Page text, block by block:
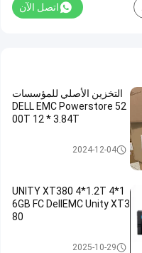
اتصل الآن
التخزين الأصلي للمؤسسات
DELL EMC Powerstore 52
00T 12 * 3.84T
ديل إي إم سي باورستور2024-12-04
UNITY XT380 4*1.2T 4*1
6GB FC DellEMC Unity XT3
80
وحدة تخزين DELL EMC Unity
2025-10-29